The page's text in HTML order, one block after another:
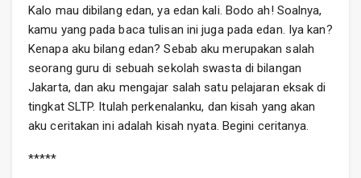
Kalo mau dibilang edan, ya edan kali. Bodo ah! Soalnya,
kamu yang pada baca tulisan ini juga pada edan. Iya kan?
Kenapa aku bilang edan? Sebab aku merupakan salah
seorang guru di sebuah sekolah swasta di bilangan
Jakarta, dan aku mengajar salah satu pelajaran eksak di
tingkat SLTP. Itulah perkenalanku, dan kisah yang akan
aku ceritakan ini adalah kisah nyata. Begini ceritanya.
*****